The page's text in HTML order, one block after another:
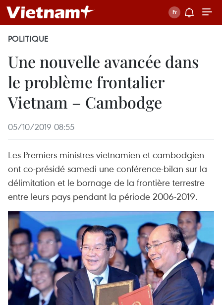
POLITIQUE
Une nouvelle avancée dans
le problème frontalier
Vietnam – Cambodge
05/10/2019 08:55
Les Premiers ministres vietnamien et cambodgien
ont co-présidé samedi une conférence-bilan sur la
délimitation et le bornage de la frontière terrestre
entre leurs pays pendant la période 2006-2019.